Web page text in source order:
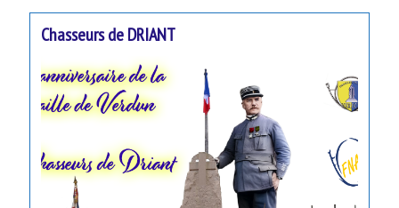
Chasseurs de DRIANT